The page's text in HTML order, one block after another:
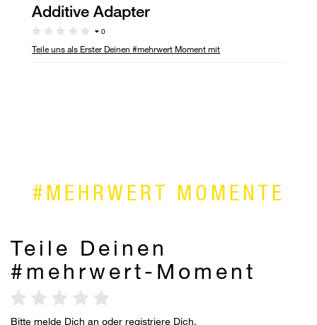
Additive Adapter
0
Teile uns als Erster Deinen #mehrwert Moment mit
#MEHRWERT MOMENTE
Teile Deinen
#mehrwert-Moment
Bitte melde Dich an oder registriere Dich.